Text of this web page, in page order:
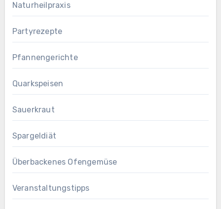
Naturheilpraxis
Partyrezepte
Pfannengerichte
Quarkspeisen
Sauerkraut
Spargeldiät
Überbackenes Ofengemüse
Veranstaltungstipps